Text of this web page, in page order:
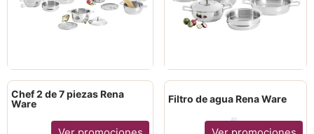
Chef 2 de 7 piezas Rena
Ware
Filtro de agua Rena Ware